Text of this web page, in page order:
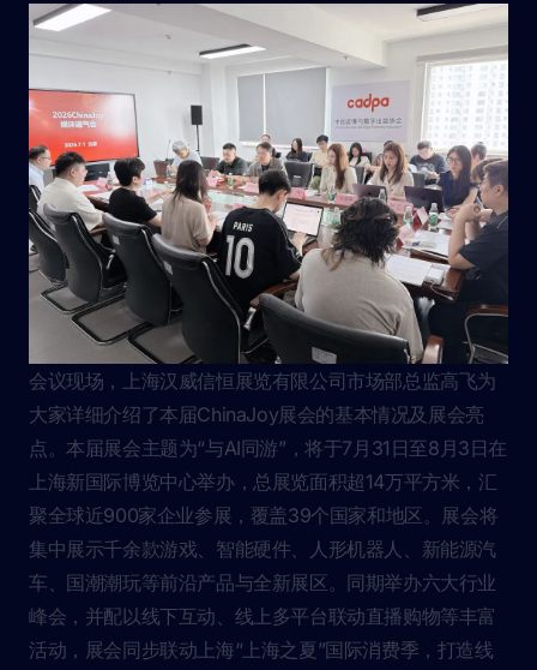
会议现场，上海汉威信恒展览有限公司市场部总监高飞为
大家详细介绍了本届ChinaJoy展会的基本情况及展会亮
点。本届展会主题为“与AI同游”，将于7月31日至8月3日在
上海新国际博览中心举办，总展览面积超14万平方米，汇
聚全球近900家企业参展，覆盖39个国家和地区。展会将
集中展示千余款游戏、智能硬件、人形机器人、新能源汽
车、国潮潮玩等前沿产品与全新展区。同期举办六大行业
峰会，并配以线下互动、线上多平台联动直播购物等丰富
活动，展会同步联动上海“上海之夏”国际消费季，打造线